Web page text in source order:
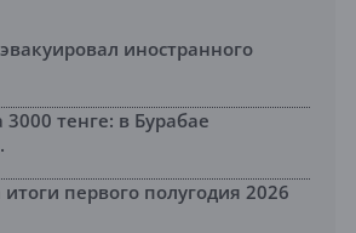
иностранного
3000 тенге: в Бурабае
первого полугодия 2026